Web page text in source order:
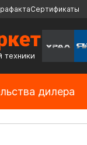
Сертификаты
техники
дилера